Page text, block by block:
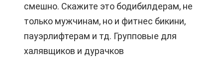
смешно. Скажите это бодибилдерам, не
только мужчинам, но и фитнес бикини,
пауэрлифтерам и тд. Групповые для
халявщиков и дурачков